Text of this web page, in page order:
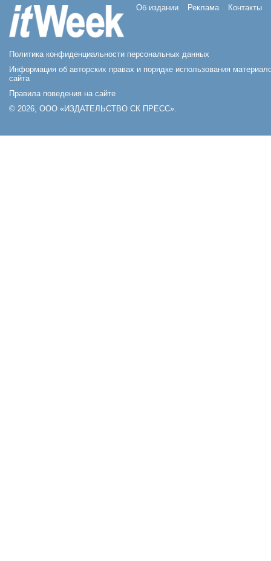
Об издании Реклама Контакты
Политика конфиденциальности персональных данных
Информация об авторских правах и порядке использования
сайта
Правила поведения на сайте
© 2026, ООО «ИЗДАТЕЛЬСТВО СК ПРЕСС».